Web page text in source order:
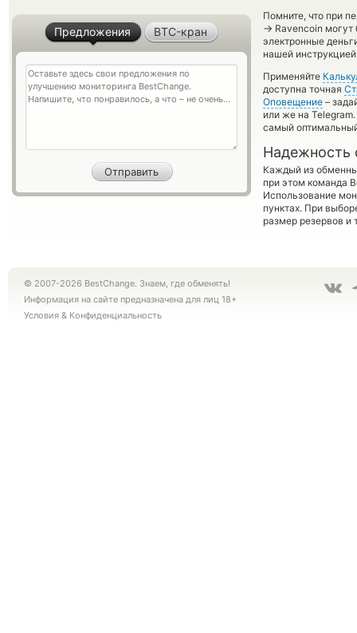
Помните, что при
→ Ravencoin могут
электронные
нашей
Применяйте
доступна точная
Оповещение –
или же на
самый
Надежность
Каждый из
при этом команда
Использование
пунктах. При
размер резервов и
Предложения BTC-кран
© 2007-2026 BestChange. Знаем, где обменять!
Информация на сайте предназначена для лиц 18+
Условия & Конфиденциальность